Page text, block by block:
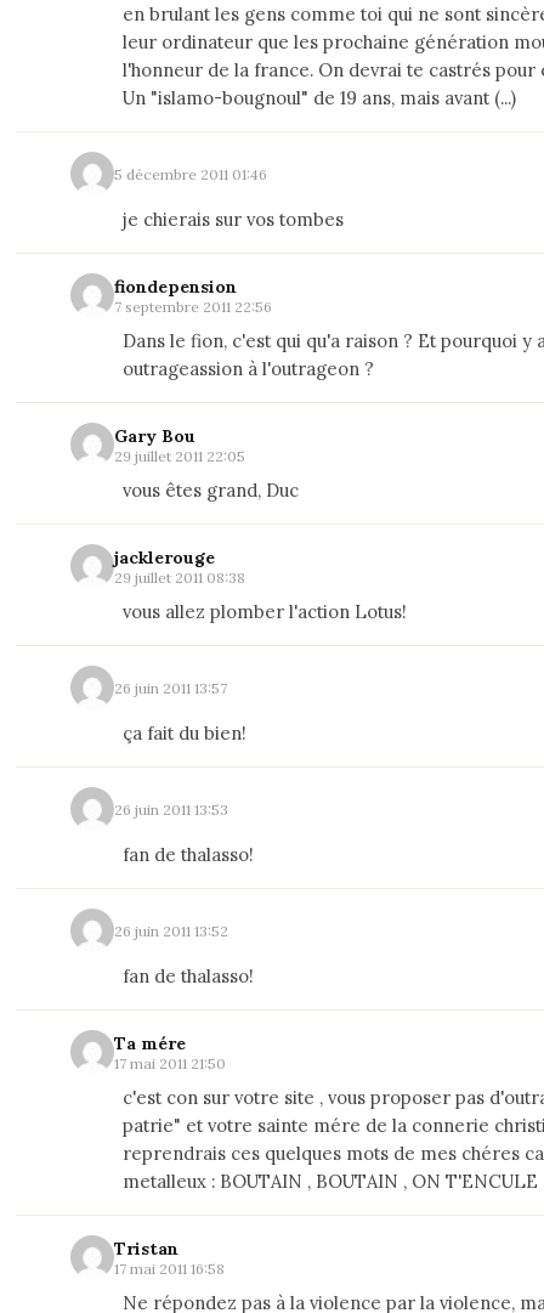
en brulant les gens comme toi qui ne sont
leur ordinateur que les prochaine génération
l'honneur de la france. On devrai te castrés pour
Un "islamo-bougnoul" de 19 ans, mais avant (...)
5 décembre 2011 01:46
je chierais sur vos tombes
fiondepension
7 septembre 2011 22:56
Dans le fion, c'est qui qu'a raison ? Et pourquoi y
outrageassion à l'outrageon ?
Gary Bou
29 juillet 2011 22:05
vous êtes grand, Duc
jacklerouge
29 juillet 2011 08:38
vous allez plomber l'action Lotus!
26 juin 2011 13:57
ça fait du bien!
26 juin 2011 13:53
fan de thalasso!
26 juin 2011 13:52
fan de thalasso!
Ta mére
17 mai 2011 21:50
c'est con sur votre site , vous proposer pas
patrie" et votre sainte mére de la connerie
reprendrais ces quelques mots de mes chéres
metalleux : BOUTAIN , BOUTAIN , ON T'ENCULE
Tristan
17 mai 2011 16:58
Ne répondez pas à la violence par la violence,